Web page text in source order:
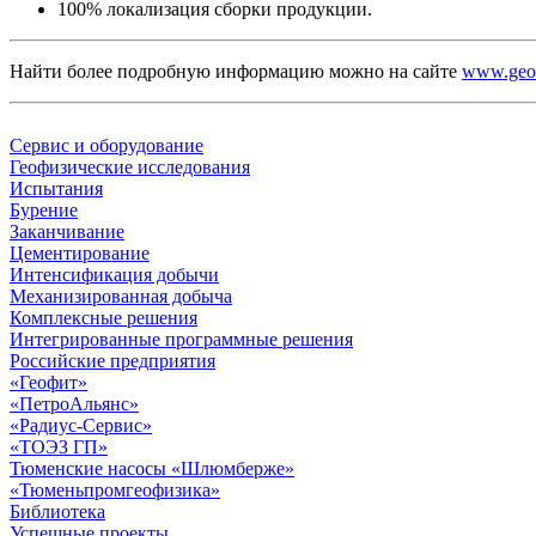
100% локализация сборки продукции.
Найти более подробную информацию можно на сайте
Сервис и оборудование
Геофизические исследования
Испытания
Бурение
Заканчивание
Цементирование
Интенсификация добычи
Механизированная добыча
Комплексные решения
Интегрированные программные решения
Российские предприятия
«Геофит»
«ПетроАльянс»
«Радиус-Сервис»
«ТОЭЗ ГП»
Тюменские насосы «Шлюмберже»
«Тюменьпромгеофизика»
Библиотека